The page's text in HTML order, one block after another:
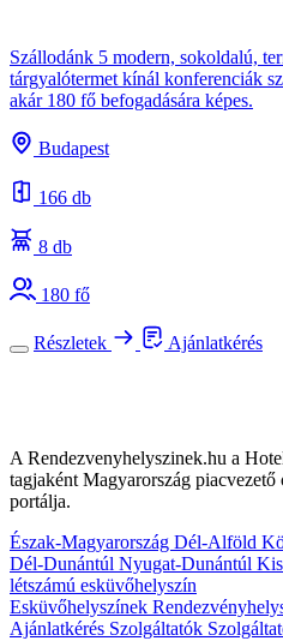
Szállodánk 5 modern, sokoldalú,
tárgyalótermet kínál konferenciák
akár 180 fő befogadására képes.
Budapest
166 db
8 db
180 fő
Részletek Ajánlatkérés
A Rendezvenyhelyszinek.hu a
tagjaként Magyarország
portálja.
Észak-Magyarország Dél-Alföld
Dél-Dunántúl Nyugat-Dunántúl
létszámú esküvőhelyszín
Esküvőhelyszínek
Ajánlatkérés Szolgáltatók